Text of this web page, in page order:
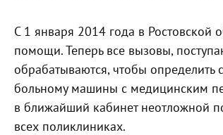
С 1 января 2014 года в Ростовской
помощи. Теперь все вызовы,
обрабатываются, чтобы определить
больному машины с медицинским
в ближайший кабинет неотложной
всех поликлиниках.